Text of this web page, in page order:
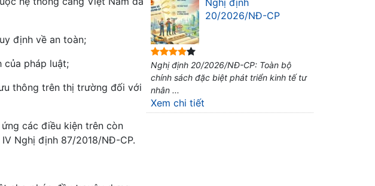
định về an toàn;
của pháp luật;
thông trên thị trường đối với
các điều kiện trên còn
Nghị định 87/2018/NĐ-CP.
Nghị định
20/2026/NĐ-CP
Nghị định 20/2026/NĐ-CP: Toàn bộ
chính sách đặc biệt phát triển kinh tế tư
nhân ...
Xem chi tiết